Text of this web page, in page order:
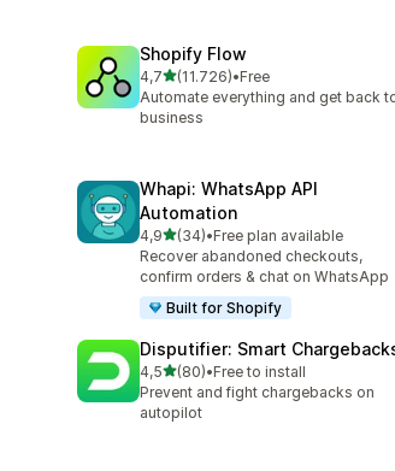
Shopify Flow
4,75 yıldız üzerinden
(11.726)
toplam 11726 değerlendirme
•Free
Automate everything and get back
business
Whapi: WhatsApp API
Automation
4,95 yıldız üzerinden
(34)
toplam 34 değerlendirme
•Free plan available
Recover abandoned checkouts,
confirm orders & chat on WhatsApp
Built for Shopify
Disputifier: Smart
4,55 yıldız üzerinden
(80)
toplam 80 değerlendirme
•Free to install
Prevent and fight chargebacks on
autopilot